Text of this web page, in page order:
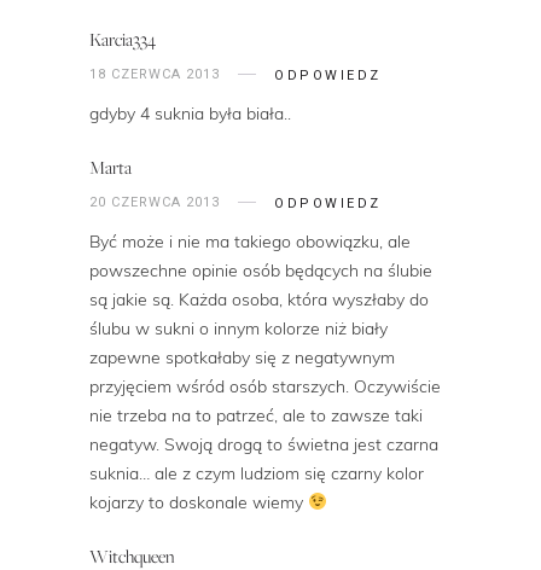
Karcia334
18 CZERWCA 2013 ODPOWIEDZ
gdyby 4 suknia była biała..
Marta
20 CZERWCA 2013 ODPOWIEDZ
Być może i nie ma takiego obowiązku, ale
powszechne opinie osób będących na ślubie
są jakie są. Każda osoba, która wyszłaby do
ślubu w sukni o innym kolorze niż biały
zapewne spotkałaby się z negatywnym
przyjęciem wśród osób starszych. Oczywiście
nie trzeba na to patrzeć, ale to zawsze taki
negatyw. Swoją drogą to świetna jest czarna
suknia… ale z czym ludziom się czarny kolor
kojarzy to doskonale wiemy
Witchqueen